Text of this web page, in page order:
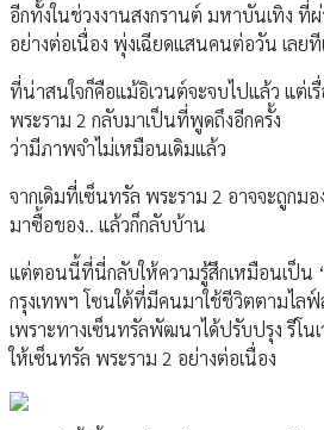
อีกทั้งในช่วงงานสงกรานต์ มหาบันเทิง ที่
อย่างต่อเนื่อง พุ่งเฉียดแสนคนต่อวัน เลยที
ที่น่าสนใจก็คือแม้อิเวนต์จะจบไปแล้ว แต่เ
พระราม 2 กลับมาเป็นที่พูดถึงอีกครั้ง
ว่ามีภาพจำไม่เหมือนเดิมแล้ว
จากเดิมที่เซ็นทรัล พระราม 2 อาจจะถูกม
มาซื้อของ.. แล้วก็กลับบ้าน
แต่ตอนนี้ที่นี่กลับให้ความรู้สึกเหมือนเป็น
กรุงเทพฯ โซนใต้ที่มีคนมาใช้ชีวิตตามไลฟ์
เพราะทางเซ็นทรัลพัฒนาได้ปรับปรุง รีโน
ให้เซ็นทรัล พระราม 2 อย่างต่อเนื่อง